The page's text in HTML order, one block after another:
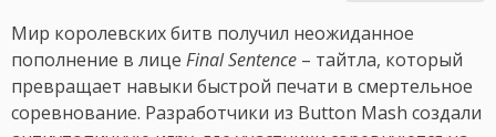
Мир королевских битв получил неожиданное
пополнение в лице Final Sentence – тайтла, который
превращает навыки быстрой печати в смертельное
соревнование. Разработчики из Button Mash создали